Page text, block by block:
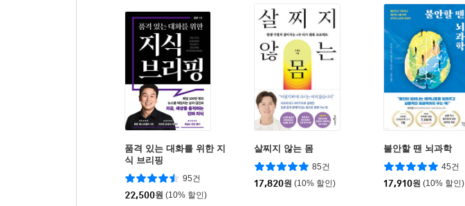
품격 있는 대화를 위한 지
식 브리핑
95건
22,500원 (10% 할인)
살찌지 않는 몸
85건
17,820원 (10% 할인)
불안할 땐 뇌과학
45건
17,910원 (10% 할인)